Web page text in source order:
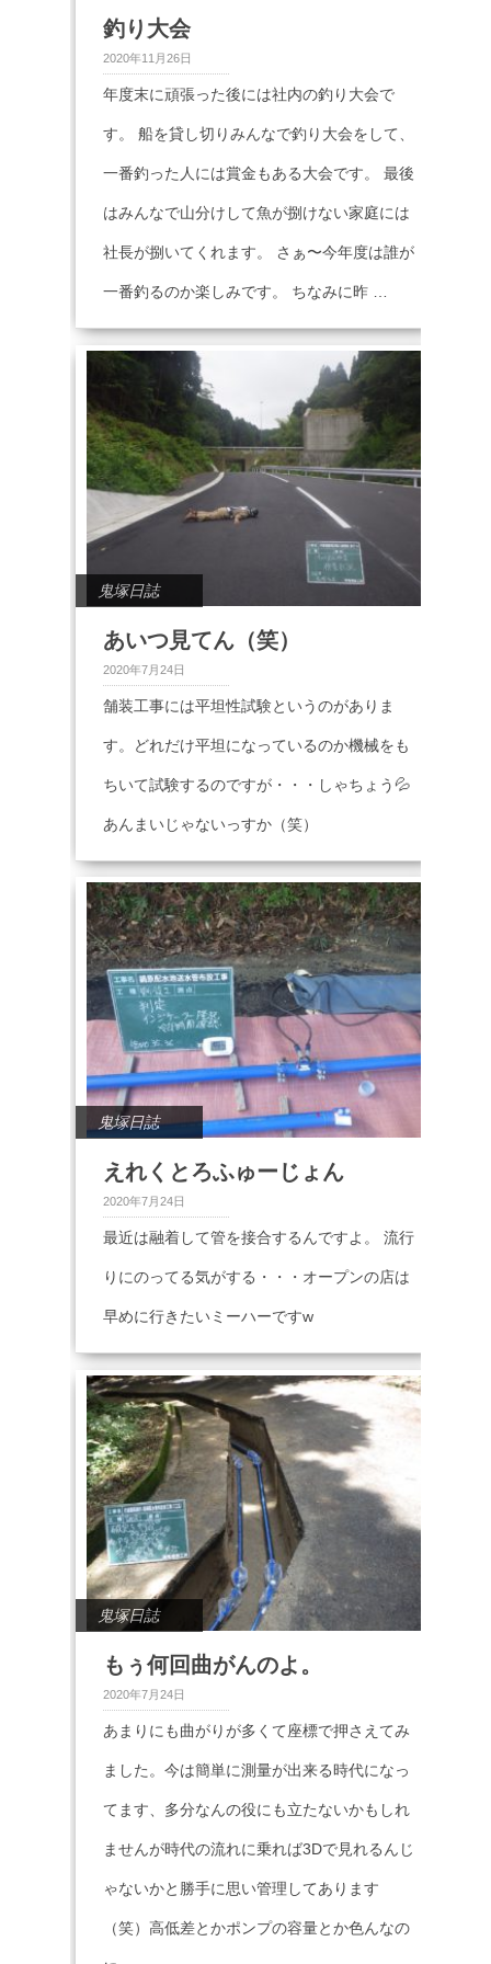
釣り大会
2020年11月26日
年度末に頑張った後には社内の釣り大会で
す。 船を貸し切りみんなで釣り大会をして、
一番釣った人には賞金もある大会です。 最後
はみんなで山分けして魚が捌けない家庭には
社長が捌いてくれます。 さぁ〜今年度は誰が
一番釣るのか楽しみです。 ちなみに昨 …
鬼塚日誌
あいつ見てん（笑）
2020年7月24日
舗装工事には平坦性試験というのがありま
す。どれだけ平坦になっているのか機械をも
ちいて試験するのですが・・・しゃちょう💦
あんまいじゃないっすか（笑）
鬼塚日誌
えれくとろふゅーじょん
2020年7月24日
最近は融着して管を接合するんですよ。 流行
りにのってる気がする・・・オープンの店は
早めに行きたいミーハーですw
鬼塚日誌
もぅ何回曲がんのよ。
2020年7月24日
あまりにも曲がりが多くて座標で押さえてみ
ました。今は簡単に測量が出来る時代になっ
てます、多分なんの役にも立たないかもしれ
ませんが時代の流れに乗れば3Dで見れるんじ
ゃないかと勝手に思い管理してあります
（笑）高低差とかポンプの容量とか色んなの